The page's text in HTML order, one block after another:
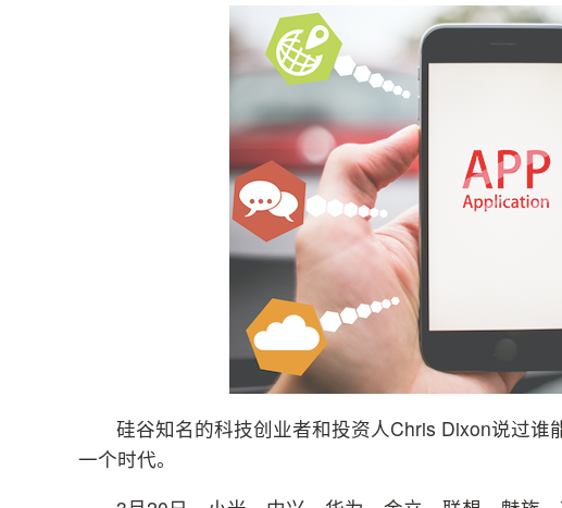
硅谷知名的科技创业者和投资人Chris Dixon说过
一个时代。